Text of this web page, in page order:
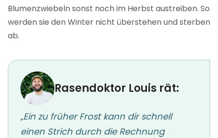
Blumenzwiebeln sonst noch im Herbst austreiben. So
werden sie den Winter nicht überstehen und sterben
ab.
Rasendoktor Louis rät:
„Ein zu früher Frost kann dir schnell
einen Strich durch die Rechnung